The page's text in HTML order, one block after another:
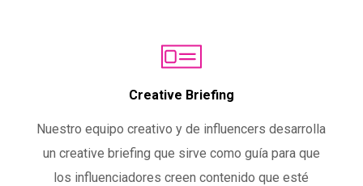
Creative Briefing
Nuestro equipo creativo y de influencers desarrolla
un creative briefing que sirve como guía para que
los influenciadores creen contenido que esté